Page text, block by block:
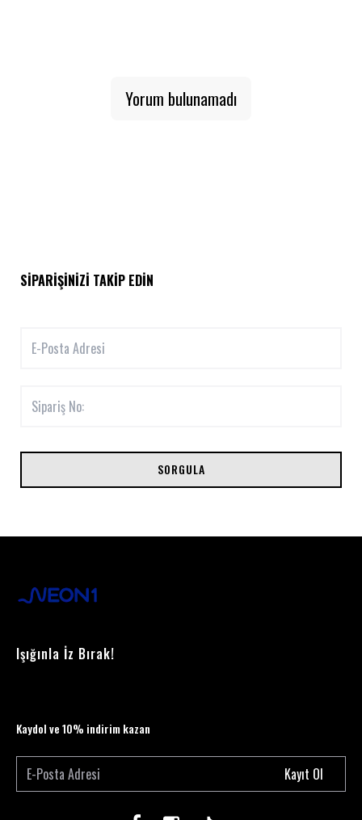
Yorum bulunamadı
SIPARIŞINIZI TAKIP EDIN
SORGULA
Işığınla İz Bırak!
Kaydol ve 10% indirim kazan
Kayıt Ol